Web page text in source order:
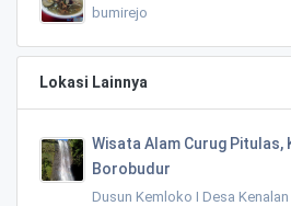
bumirejo
Lokasi Lainnya
Wisata Alam Curug Pitulas,
Borobudur
Dusun Kemloko I Desa